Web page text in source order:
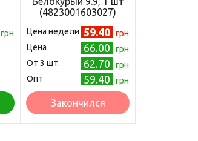
грн
(4823001603027)
Цена недели 59.40 грн
Цена
66.00
грн
Oт 3 шт.
62.70
грн
Опт
59.40 грн
Закончился